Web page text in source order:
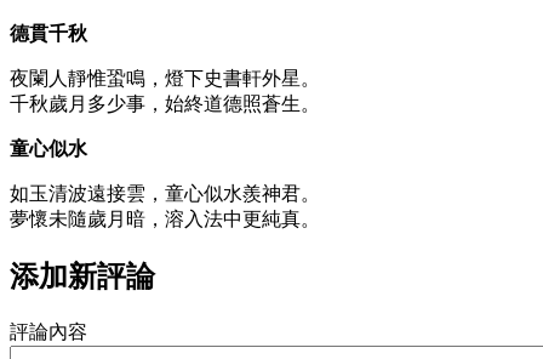
德貫千秋
夜闌人靜惟蛩鳴，燈下史書軒外星。
千秋歲月多少事，始終道德照蒼生。
童心似水
如玉清波遠接雲，童心似水羨神君。
夢懷未隨歲月暗，溶入法中更純真。
添加新評論
評論內容